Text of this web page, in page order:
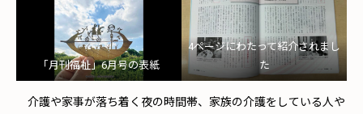
「月刊福祉」6月号の表紙
4ページにわたって紹介されまし
た
介護や家事が落ち着く夜の時間帯、家族の介護をしている人や